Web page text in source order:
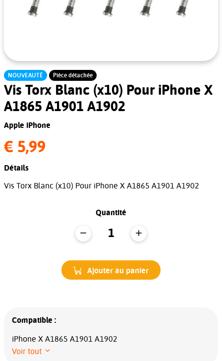
NOUVEAUTÉ Pièce détachée
Vis Torx Blanc (x10) Pour iPhone X
A1865 A1901 A1902
Apple iPhone
€ 5,99
Détails
Vis Torx Blanc (x10) Pour iPhone X A1865 A1901 A1902
Quantité
Ajouter au panier
Compatible :
iPhone X A1865 A1901 A1902
Voir tout